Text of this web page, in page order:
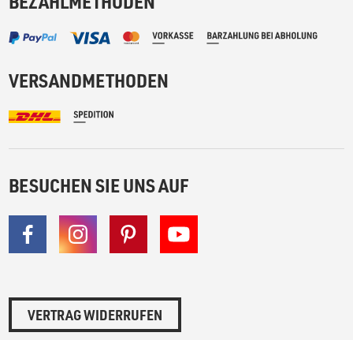
VERSANDMETHODEN
BESUCHEN SIE UNS AUF
VERTRAG WIDERRUFEN